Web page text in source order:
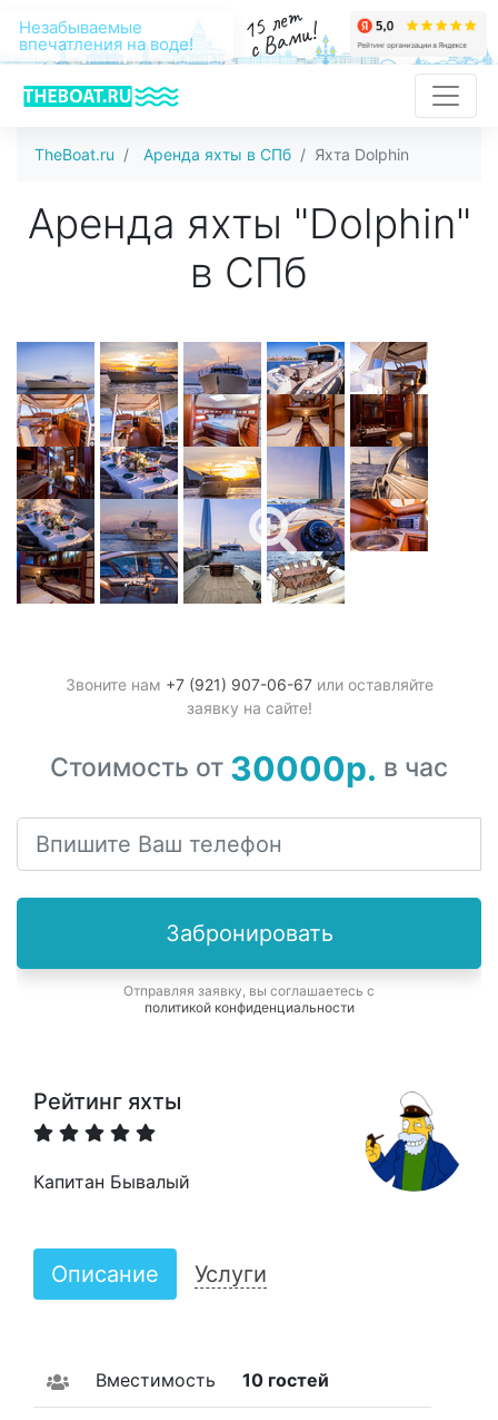
Незабываемые
впечатления на воде! 15 лет
с Вами!
TheBoat.ru Аренда яхты в СПб Яхта Dolphin
Аренда яхты "Dolphin"
в СПб
Звоните нам +7 (921) 907-06-67или оставляйте
заявку на сайте!
Стоимость от 30000р. в час
Забронировать
Отправляя заявку, вы соглашаетесь с
политикой конфиденциальности
Рейтинг яхты
Капитан Бывалый
Описание Услуги
Вместимость 10 гостей